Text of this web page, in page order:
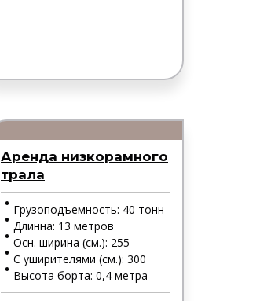
Аренда низкорамного
трала
Грузоподъемность: 40 тонн
Длинна: 13 метров
Осн. ширина (см.): 255
С уширителями (см.): 300
Высота борта: 0,4 метра